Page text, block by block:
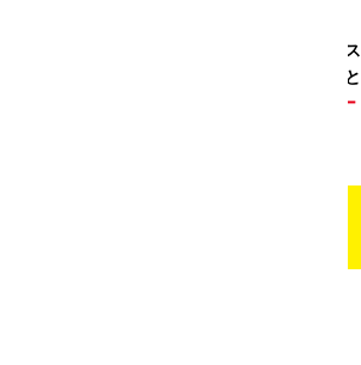
。ガソリンス
タンドや整備工場の既存インフラを活用すること
リー